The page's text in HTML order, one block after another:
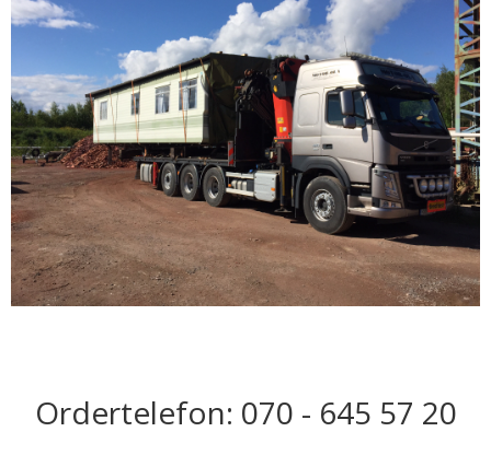
Ordertelefon: 070 - 645 57 20